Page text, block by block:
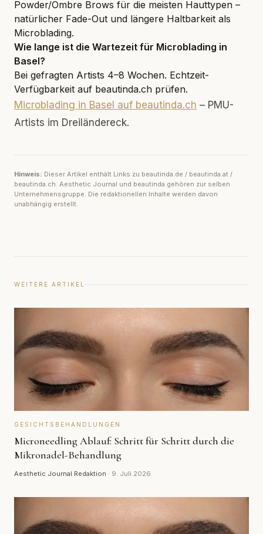
Powder/Ombre Brows für die meisten Hauttypen –
natürlicher Fade-Out und längere Haltbarkeit als
Microblading.
Wie lange ist die Wartezeit für Microblading in
Basel?
Bei gefragten Artists 4–8 Wochen. Echtzeit-
Verfügbarkeit auf beautinda.ch prüfen.
Microblading in Basel auf beautinda.ch – PMU-
Artists im Dreiländereck.
Hinweis: Dieser Artikel enthält Links zu beautinda.de / beautinda.at /
beautinda.ch. Aesthetic Journal und beautinda gehören zur selben
Unternehmensgruppe. Die redaktionellen Inhalte werden davon
unabhängig erstellt.
WEITERE ARTIKEL
GESICHTSBEHANDLUNGEN
Microneedling Ablauf: Schritt für Schritt durch die
Mikronadel-Behandlung
Aesthetic Journal Redaktion · 9. Juli 2026